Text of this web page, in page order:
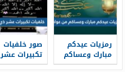
رمزيات عيدكم
مبارك وعساكم
من عواده 1448 /
صور خلفيات
تكبيرات عشر
ذي الحجة